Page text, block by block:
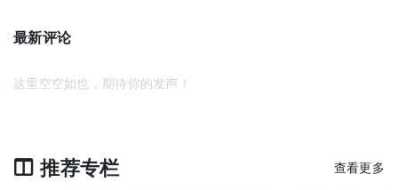
最新评论
这里空空如也，期待你的发声！
推荐专栏 查看更多